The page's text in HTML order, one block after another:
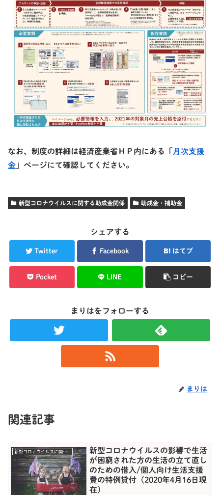
なお、制度の詳細は経済産業省ＨＰ内にある「月次支援
金 」ページにて確認してください。
新型コロナウイルスに関する助成金関係 助成金・補助金
シェアする
Twitter Facebook はてブ
Pocket LINE コピー
まりはをフォローする
まりは
関連記事
新型コロナウイルスに関する助成金関係
新型コロナウイルスの影響で生活
が困窮された方の生活の立て直し
のための借入/個人向け生活支援
費の特例貸付（2020年4月16日現
在）